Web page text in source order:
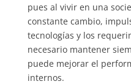
pues al vivir en una
constante cambio,
tecnologías y los
necesario mantener
puede mejorar el
internos.